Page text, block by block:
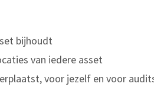
bijhoudt
van iedere asset
voor jezelf en voor